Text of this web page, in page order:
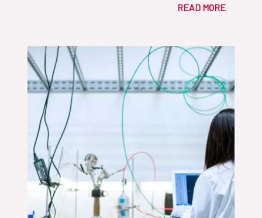
READ MORE